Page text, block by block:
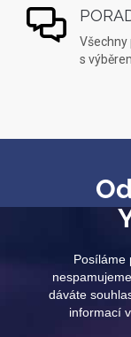
s
Posíláme
dáváte
informací v